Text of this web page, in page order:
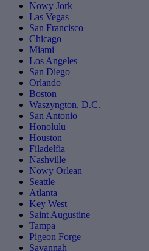
Nowy Jork
Las Vegas
San Francisco
Chicago
Miami
Los Angeles
San Diego
Orlando
Boston
Waszyngton, D.C.
San Antonio
Honolulu
Houston
Filadelfia
Nashville
Nowy Orlean
Seattle
Atlanta
Key West
Saint Augustine
Tampa
Pigeon Forge
Savannah